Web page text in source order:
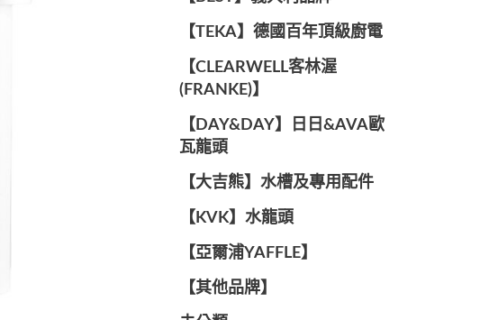
️【TEKA】️德國百年頂級廚電
️【CLEARWELL客林渥
(FRANKE)】️
️【DAY&DAY】️日日&AVA歐
瓦龍頭
【大吉熊】水槽及專用配件
️【KVK】水龍頭️
【亞爾浦YAFFLE】
️【其他品牌】️